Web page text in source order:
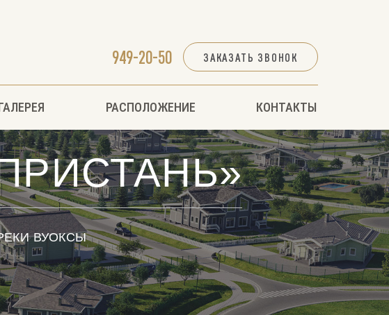
949-20-50 ЗАКАЗАТЬ ЗВОНОК
РАСПОЛОЖЕНИЕ КОНТАКТЫ
ВУОКСЫ